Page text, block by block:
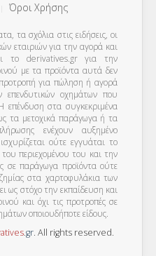
Όροι Χρήσης
τα σχόλια στις ειδήσεις, οι
εταιριών για την αγορά και
το derivatives.gr για την
με τα προϊόντα αυτά δεν
για πώληση ή αγορά
οχημάτων που
επένδυση στα συγκεκριμένα
τα μετοχικά παράγωγα ή τα
ενέχουν αυξημένο
ούτε εγγυάται το
του περιεχομένου του και την
σε παράγωγα προϊόντα ούτε
στα χαρτοφυλάκια των
ως στόχο την εκπαίδευση και
και όχι τις προτροπές σε
οποιουδήποτε είδους.
.gr. All rights reserved.